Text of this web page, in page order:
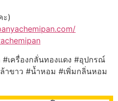
ะ)
เครื่องกลั่นทองแดง #อุปกรณ์
าขาว #น้ำหอม #เพิ่มกลิ่นหอม